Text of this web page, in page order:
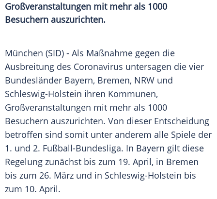
Großveranstaltungen mit mehr als 1000
Besuchern auszurichten.
München (SID) - Als Maßnahme gegen die
Ausbreitung des Coronavirus untersagen die vier
Bundesländer Bayern, Bremen, NRW und
Schleswig-Holstein ihren Kommunen,
Großveranstaltungen mit mehr als 1000
Besuchern auszurichten. Von dieser Entscheidung
betroffen sind somit unter anderem alle Spiele der
1. und 2. Fußball-Bundesliga. In Bayern gilt diese
Regelung zunächst bis zum 19. April, in Bremen
bis zum 26. März und in Schleswig-Holstein bis
zum 10. April.